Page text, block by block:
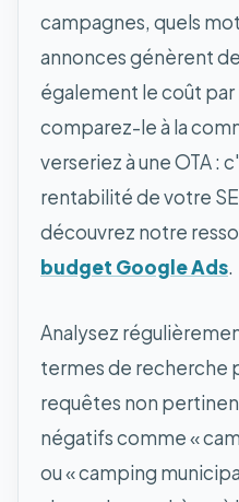
campagnes, quels
annonces génèrent
également le coût
comparez-le à la
verseriez à une OTA :
rentabilité de votre
découvrez notre
budget Google Ads.
Analysez
termes de recherche
requêtes non
négatifs comme «
ou « camping